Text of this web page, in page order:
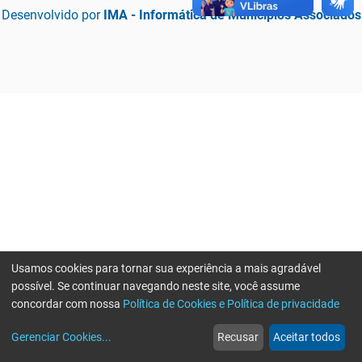
Desenvolvido por IMA - Informática de Municípios Associados
web
Notícias
more_horiz
Mais
Usamos cookies para tornar sua experiência a mais agradável
possível. Se continuar navegando neste site, você assume
concordar com nossa Política de Cookies e Política de privacidade
Gerenciar Cookies... Recusar Aceitar todos
Erro ao enviar informações, por favor tente novamente